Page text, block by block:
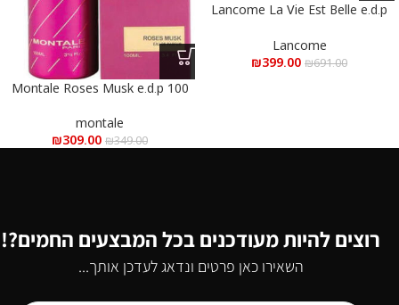
Lancome La Vie Est Belle e.d.p
100 מ”ל
Lancome
₪691.00
₪399.00
Montale Roses Musk e.d.p 100
מ”ל
montale
₪349.00
₪309.00
רוצים להיות מעודכנים בכל המבצעים החמים?!
השאירו כאן פרטים ונדאג לעדכן אותך...